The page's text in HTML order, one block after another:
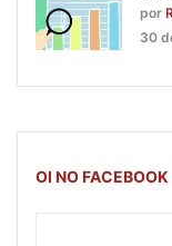
por
30
OI NO FACEBOOK